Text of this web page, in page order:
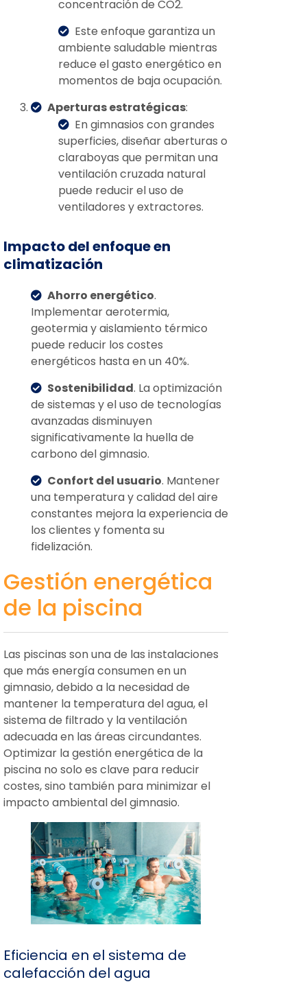
concentración de CO2.
Este enfoque garantiza un
ambiente saludable mientras
reduce el gasto energético en
momentos de baja ocupación.
Aperturas estratégicas:
En gimnasios con grandes
superficies, diseñar aberturas o
claraboyas que permitan una
ventilación cruzada natural
puede reducir el uso de
ventiladores y extractores.
Impacto del enfoque en
climatización
Ahorro energético.
Implementar aerotermia,
geotermia y aislamiento térmico
puede reducir los costes
energéticos hasta en un 40%.
Sostenibilidad. La optimización
de sistemas y el uso de tecnologías
avanzadas disminuyen
significativamente la huella de
carbono del gimnasio.
Confort del usuario. Mantener
una temperatura y calidad del aire
constantes mejora la experiencia de
los clientes y fomenta su
fidelización.
Gestión energética
de la piscina
Las piscinas son una de las instalaciones
que más energía consumen en un
gimnasio, debido a la necesidad de
mantener la temperatura del agua, el
sistema de filtrado y la ventilación
adecuada en las áreas circundantes.
Optimizar la gestión energética de la
piscina no solo es clave para reducir
costes, sino también para minimizar el
impacto ambiental del gimnasio.
Eficiencia en el sistema de
calefacción del agua